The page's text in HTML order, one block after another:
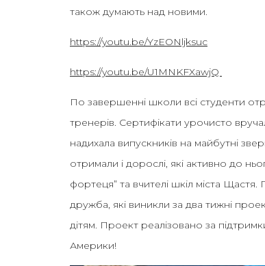
також думають над новими.
https://youtu.be/YzEONljksuc
https://youtu.be/U1MNKFXawjQ
По завершенні школи всі студенти
тренерів. Сертифікати урочисто
надихала випускників на майбутні
отримали і дорослі, які активно до
фортеця” та вчителі шкіл міста
дружба, які виникли за два тижні
дітям. Проект реалізовано за
Америки!